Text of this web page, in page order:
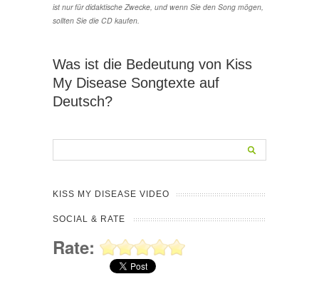
ist nur für didaktische Zwecke, und wenn Sie den Song mögen,
sollten Sie die CD kaufen.
Was ist die Bedeutung von Kiss
My Disease Songtexte auf
Deutsch?
KISS MY DISEASE VIDEO
SOCIAL & RATE
Rate: